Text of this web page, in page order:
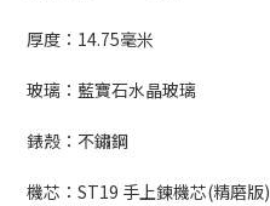
厚度： 14.75毫米
玻璃：藍寶石水晶玻璃
錶殼：不鏽鋼
機芯： ST19 手上鍊機芯(精磨版)